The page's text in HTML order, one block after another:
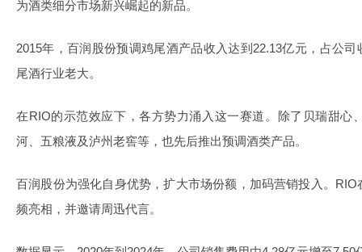
为酒类细分市场新兴崛起的新品。
2015年，百润股份预调鸡尾酒产品收入达到22.13亿元，占公
尾酒行业老大。
在RIO的示范效应下，各方势力涌入这一赛道。除了贝瑞甜心
河、五粮液及泸州老窖等，也先后推出预调酒类产品。
百润股份为强化自身优势，扩大市场份额，加码营销投入。
频亮相，并邀请周迅代言。